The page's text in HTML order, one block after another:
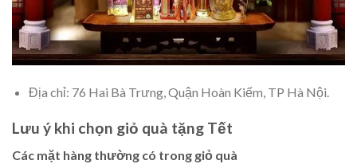
Địa chỉ: 76 Hai Bà Trưng, Quận Hoàn Kiếm, TP Hà Nội.
Lưu ý khi chọn giỏ quà tặng Tết
Các mặt hàng thường có trong giỏ quà